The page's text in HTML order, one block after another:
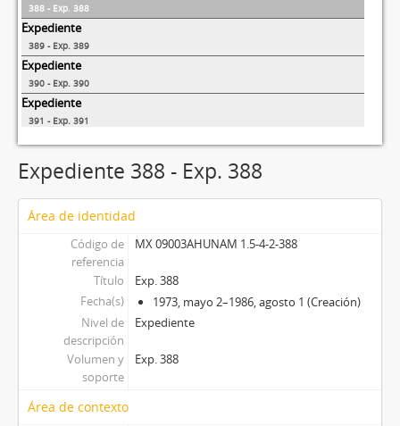
388 - Exp. 388
Expediente
389 - Exp. 389
Expediente
390 - Exp. 390
Expediente
391 - Exp. 391
218 more...
Expediente 388 - Exp. 388
Área de identidad
Código de
referencia
MX 09003AHUNAM 1.5-4-2-388
Título
Exp. 388
Fecha(s)
1973, mayo 2–1986, agosto 1 (Creación)
Nivel de
descripción
Expediente
Volumen y
soporte
Exp. 388
Área de contexto